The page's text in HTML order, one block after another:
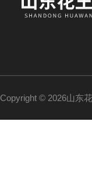
Copyright © 2026山东